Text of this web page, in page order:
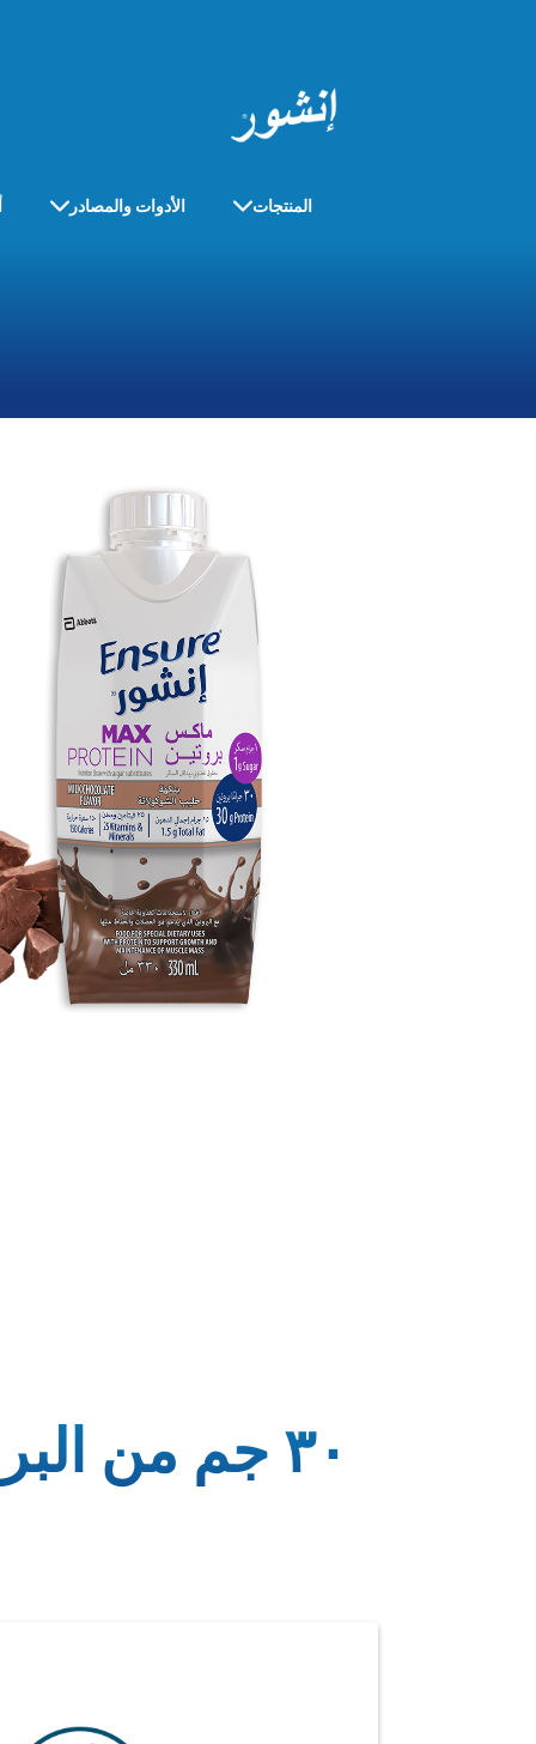
المنتجات الأدوات والمصادر
٣٠ جم من